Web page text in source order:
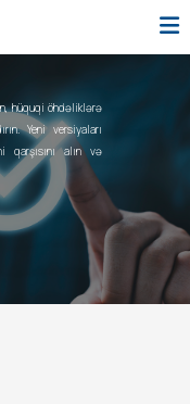
hüquqi öhdəliklərə
Yeni versiyaları
qarşısını alın və